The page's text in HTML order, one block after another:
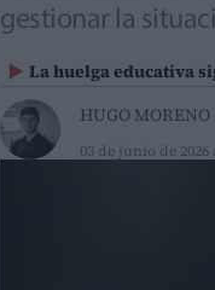
gestionar la
La huelga educativa
HUGO MORENO
03 de junio de 2026